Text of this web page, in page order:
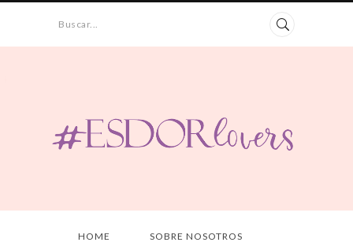
Buscar...
HOME SOBRE NOSOTROS